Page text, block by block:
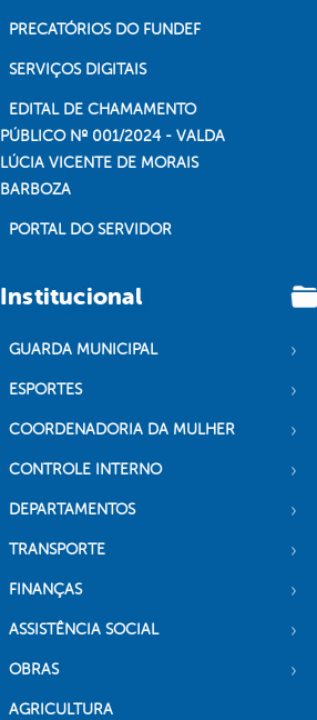
PRECATÓRIOS DO FUNDEF
SERVIÇOS DIGITAIS
EDITAL DE CHAMAMENTO
PÚBLICO Nº 001/2024 - VALDA
LÚCIA VICENTE DE MORAIS
BARBOZA
PORTAL DO SERVIDOR
Institucional
GUARDA MUNICIPAL
ESPORTES
COORDENADORIA DA MULHER
CONTROLE INTERNO
DEPARTAMENTOS
TRANSPORTE
FINANÇAS
ASSISTÊNCIA SOCIAL
OBRAS
AGRICULTURA